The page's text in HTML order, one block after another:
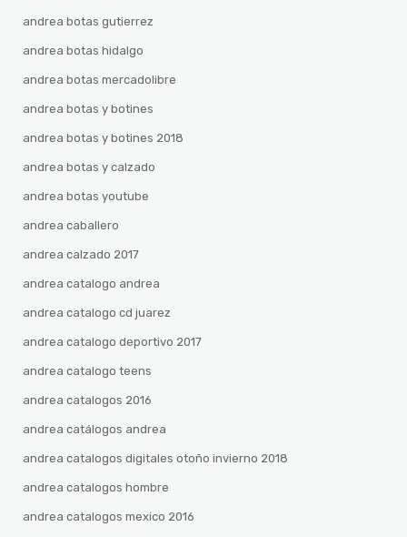
andrea botas gutierrez
andrea botas hidalgo
andrea botas mercadolibre
andrea botas y botines
andrea botas y botines 2018
andrea botas y calzado
andrea botas youtube
andrea caballero
andrea calzado 2017
andrea catalogo andrea
andrea catalogo cd juarez
andrea catalogo deportivo 2017
andrea catalogo teens
andrea catalogos 2016
andrea catálogos andrea
andrea catalogos digitales otoño invierno 2018
andrea catalogos hombre
andrea catalogos mexico 2016